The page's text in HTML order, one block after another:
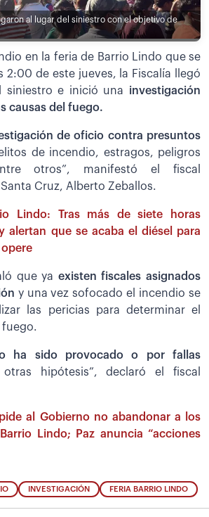
al lugar del siniestro con el objetivo de
en la feria de Barrio Lindo que se
2:00 de este jueves, la Fiscalía llegó
siniestro e inició una investigación
causas del fuego.
de oficio contra presuntos
de incendio, estragos, peligros
otros”, manifestó el fiscal
Cruz, Alberto Zeballos.
Lindo: Tras más de siete horas
alertan que se acaba el diésel para
que ya existen fiscales asignados
y una vez sofocado el incendio se
las pericias para determinar el
fuego.
ha sido provocado o por fallas
hipótesis”, declaró el fiscal
al Gobierno no abandonar a los
Lindo; Paz anuncia “acciones
INVESTIGACIÓN FERIA BARRIO LINDO